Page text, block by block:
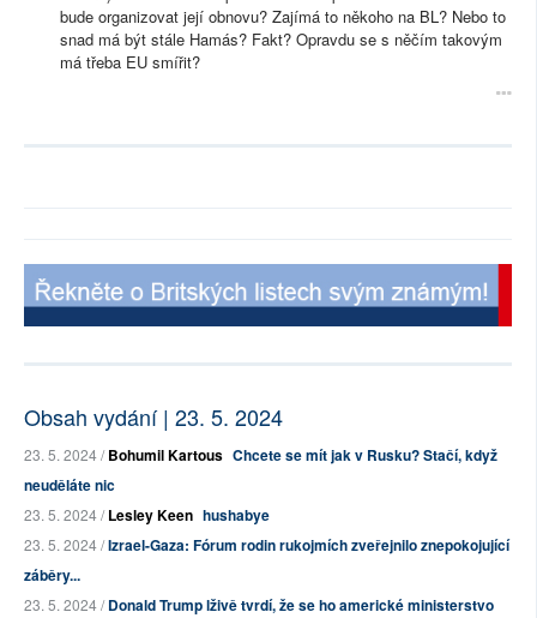
bude organizovat její obnovu? Zajímá to někoho na BL? Nebo to
snad má být stále Hamás? Fakt? Opravdu se s něčím takovým
má třeba EU smířit?
Obsah vydání | 23. 5. 2024
23. 5. 2024 /Bohumil Kartous Chcete se mít jak v Rusku? Stačí, když
neuděláte nic
23. 5. 2024 /Lesley Keen hushabye
23. 5. 2024 /Izrael-Gaza: Fórum rodin rukojmích zveřejnilo znepokojující
záběry...
23. 5. 2024 /Donald Trump lživě tvrdí, že se ho americké ministerstvo